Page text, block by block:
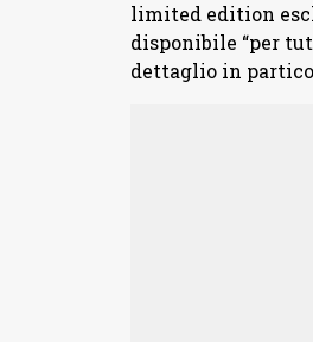
limited edition
disponibile “per
dettaglio in